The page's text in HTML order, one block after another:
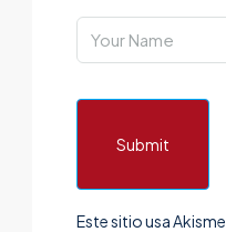
Submit
Este sitio usa